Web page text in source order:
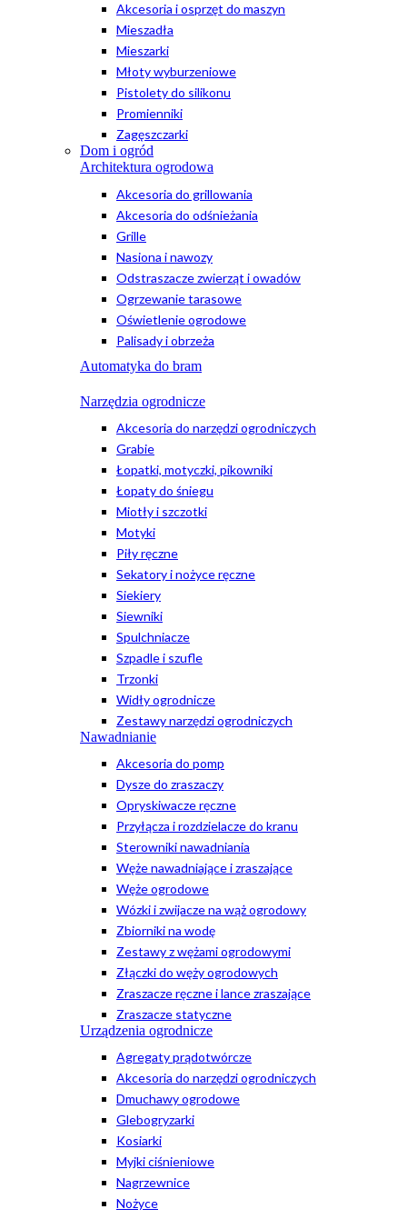
Akcesoria i osprzęt do maszyn
Mieszadła
Mieszarki
Młoty wyburzeniowe
Pistolety do silikonu
Promienniki
Zagęszczarki
Dom i ogród
Architektura ogrodowa
Akcesoria do grillowania
Akcesoria do odśnieżania
Grille
Nasiona i nawozy
Odstraszacze zwierząt i owadów
Ogrzewanie tarasowe
Oświetlenie ogrodowe
Palisady i obrzeża
Automatyka do bram
Narzędzia ogrodnicze
Akcesoria do narzędzi ogrodniczych
Grabie
Łopatki, motyczki, pikowniki
Łopaty do śniegu
Miotły i szczotki
Motyki
Piły ręczne
Sekatory i nożyce ręczne
Siekiery
Siewniki
Spulchniacze
Szpadle i szufle
Trzonki
Widły ogrodnicze
Zestawy narzędzi ogrodniczych
Nawadnianie
Akcesoria do pomp
Dysze do zraszaczy
Opryskiwacze ręczne
Przyłącza i rozdzielacze do kranu
Sterowniki nawadniania
Węże nawadniające i zraszające
Węże ogrodowe
Wózki i zwijacze na wąż ogrodowy
Zbiorniki na wodę
Zestawy z wężami ogrodowymi
Złączki do węży ogrodowych
Zraszacze ręczne i lance zraszające
Zraszacze statyczne
Urządzenia ogrodnicze
Agregaty prądotwórcze
Akcesoria do narzędzi ogrodniczych
Dmuchawy ogrodowe
Glebogryzarki
Kosiarki
Myjki ciśnieniowe
Nagrzewnice
Nożyce